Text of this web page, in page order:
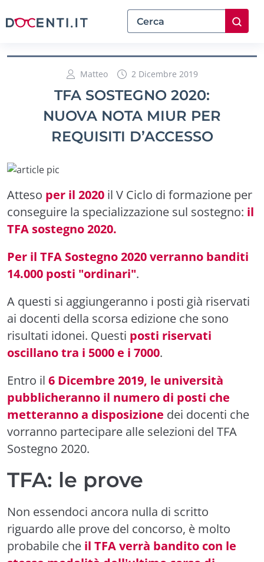
Matteo 2 Dicembre 2019
TFA SOSTEGNO 2020:
NUOVA NOTA MIUR PER
REQUISITI D’ACCESSO
Atteso per il 2020 il V Ciclo di formazione per
conseguire la specializzazione sul sostegno: il
TFA sostegno 2020.
Per il TFA Sostegno 2020 verranno banditi
14.000 posti "ordinari".
A questi si aggiungeranno i posti già riservati
ai docenti della scorsa edizione che sono
risultati idonei. Questi posti riservati
oscillano tra i 5000 e i 7000.
Entro il 6 Dicembre 2019, le università
pubblicheranno il numero di posti che
metteranno a disposizione dei docenti che
vorranno partecipare alle selezioni del TFA
Sostegno 2020.
TFA: le prove
Non essendoci ancora nulla di scritto
riguardo alle prove del concorso, è molto
probabile che il TFA verrà bandito con le